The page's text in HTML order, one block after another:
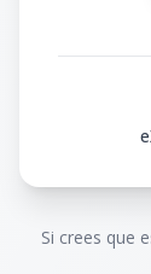
Si crees que